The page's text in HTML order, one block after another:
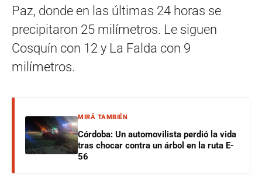
Paz, donde en las últimas 24 horas se
precipitaron 25 milímetros. Le siguen
Cosquín con 12 y La Falda con 9
milímetros.
MIRÁ TAMBIÉN
Córdoba: Un automovilista perdió la vida
tras chocar contra un árbol en la ruta E-
56